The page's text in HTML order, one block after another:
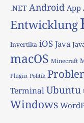
.NET Android App
Entwicklung
Invertika iOS Java
macOS Minecraft
Plugin Politik
TerminalUbuntu
Windows